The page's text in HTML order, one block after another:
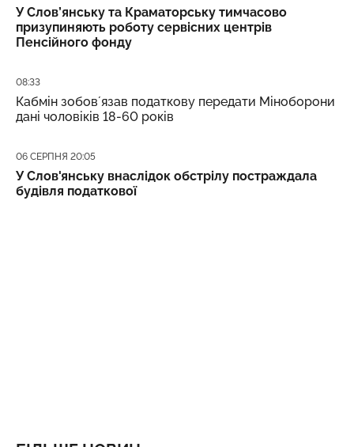
У Слов’янську та Краматорську тимчасово
призупиняють роботу сервісних центрів
Пенсійного фонду
Дата публікації
08:33
Кабмін зобовʼязав податкову передати Міноборони
дані чоловіків 18-60 років
Дата публікації
06 СЕРПНЯ 20:05
У Слов'янську внаслідок обстрілу постраждала
будівля податкової